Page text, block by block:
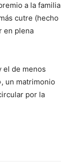
a la familia
cutre (hecho
en plena
el de menos
un matrimonio
por la